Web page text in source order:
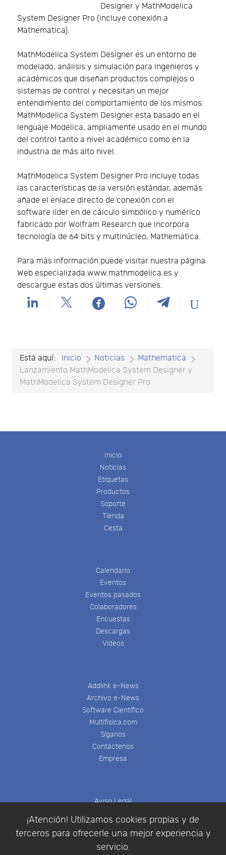
¡Atención! Utilizamos cookies propias y de
terceros para ofrecerle una mejor experiencia y
servicio.
Designer y MathModelica
System Designer Pro (incluye conexión a
Mathematica).
MathModelica System Designer es un entorno de
modelado, análisis y simulación para ingenieros y
académicos que diseñan productos complejos o
sistemas de control y necesitan un mejor
entendimiento del comportamiento de los mismos.
MathModelica System Designer esta basado en el
lenguaje Modelica, ampliamente usado en el mundo
del control tanto a nivel académico como en la
industria de más alto nivel.
MathModelica System Designer Pro incluye todas
las características de la versión estándar, además
añade el enlace directo de conexión con el
software líder en de cálculo simbólico y numérico
fabricado por Wolfram Research que incorpora
tecnología de 64 bits y multinúcleo, Mathematica.
Para más información puede visitar nuestra página
Web especializada www.mathmodelica.es y
descargue estas dos últimas versiones.
Está aquí: Inicio Noticias
Mathematica
Lanzamiento MathModelica System Designer y
MathModelica System Designer Pro
Inicio
Noticias
Etiquetas
Productos
Soporte
Tienda
Cesta
Calendario
Eventos
Eventos pasados
Colaboradores
Encuestas
Descargas
Videos
Addlink e-News
Archivo e-News
Software Científico
Multifisica.com
Síganos
Contáctenos
Empresa
Aviso Legal
Política de Privacidad
Condiciones de compra
Identificarse